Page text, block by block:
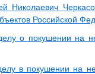
Николаевич
Российской
о покушении на
в покушении на